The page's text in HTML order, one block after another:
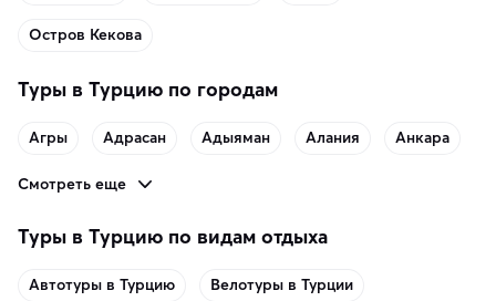
Остров Кекова
Туры в Турцию по городам
Агры Адрасан Адыяман Алания Анкара
Смотреть еще
Туры в Турцию по видам отдыха
Автотуры в Турцию Велотуры в Турции